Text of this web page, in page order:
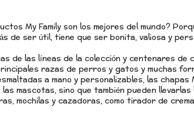
My Family son los mejores del mundo?
de ser útil, tiene que ser bonita, valiosa y
de las líneas de la colección y centenares
razas de perros y gatos y muchas
a mano y personalizables, las chapas
mascotas, sino que también pueden
mochilas y cazadoras, como tirador de